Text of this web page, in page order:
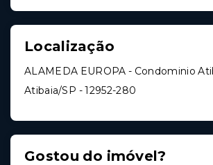
Localização
ALAMEDA EUROPA - Condominio
Atibaia/SP - 12952-280
Gostou do imóvel?